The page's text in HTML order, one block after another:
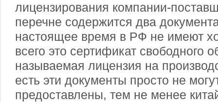
лицензирования компании-
перечне содержится два
настоящее время в РФ не имеют
всего это сертификат свободного
называемая лицензия на
есть эти документы просто не
предоставлены, тем не менее